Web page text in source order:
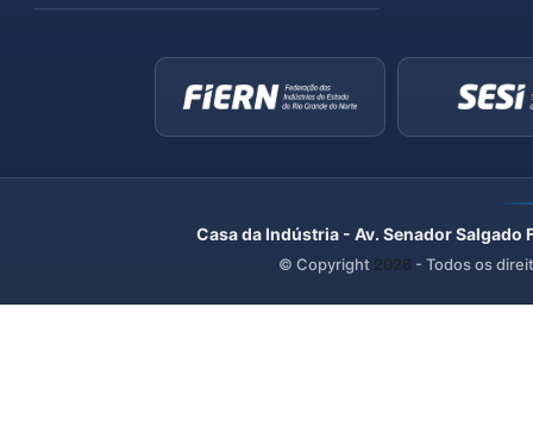
Casa da Indústria - Av. Senador
© Copyright 2026 - Todos os